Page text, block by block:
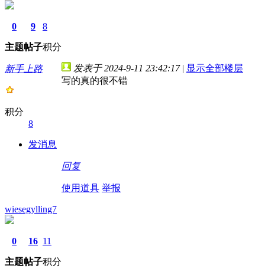
0
主题
9
帖子
8
积分
新手上路
积分
8
发消息
发表于 2024-9-11 23:42:17 | 显示全部楼层
写的真的很不错
回复
使用道具 举报
wiesegylling7
0
主题
16
帖子
11
积分